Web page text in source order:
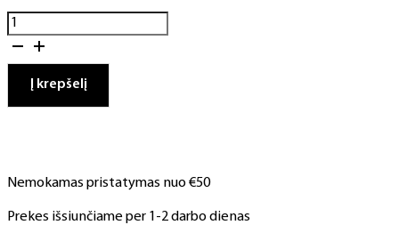
produkto
kiekis:
gelinis
lakas,
Į krepšelį
Nemokamas pristatymas nuo €50
Prekes išsiunčiame per 1-2 darbo dienas